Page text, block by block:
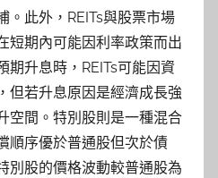
。此外，REITs與股票市場
短期內可能因利率政策而出
期升息時，REITs可能因資
但若升息原因是經濟成長強
空間。特別股則是一種混合
順序優於普通股但次於債
別股的價格波動較普通股為